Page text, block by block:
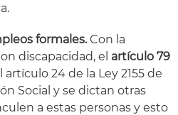
formales.Con la
discapacidad, el artículo 79
24 de la Ley 2155 de
Social y se dictan otras
a estas personas y esto